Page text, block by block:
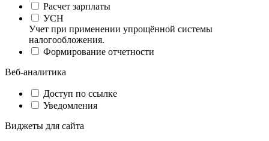
Расчет зарплаты
УСН
Учет при применении упрощённой системы
налогообложения.
Формирование отчетности
Веб-аналитика
Доступ по ссылке
Уведомления
Виджеты для сайта